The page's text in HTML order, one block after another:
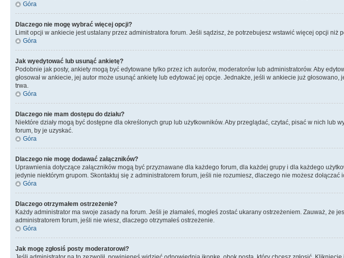
Góra
Dlaczego nie mogę wybrać więcej opcji?
Limit opcji w ankiecie jest ustalany przez administratora forum. Jeśli sądzisz, że potrzebujesz wstawić więcej opcji niż
Góra
Jak wyedytować lub usunąć ankietę?
Podobnie jak posty, ankiety mogą być edytowane tylko przez ich autorów, moderatorów lub administratorów. Aby
głosował w ankiecie, jej autor może usunąć ankietę lub edytować jej opcje. Jednakże, jeśli w ankiecie już
trwa.
Góra
Dlaczego nie mam dostępu do działu?
Niektóre działy mogą być dostępne dla określonych grup lub użytkowników. Aby przeglądać, czytać, pisać w nich
forum, by je uzyskać.
Góra
Dlaczego nie mogę dodawać załączników?
Uprawnienia dotyczące załączników mogą być przyznawane dla każdego forum, dla każdej grupy i dla każdego
jedynie niektórym grupom. Skontaktuj się z administratorem forum, jeśli nie rozumiesz, dlaczego nie możesz dołączać
Góra
Dlaczego otrzymałem ostrzeżenie?
Każdy administrator ma swoje zasady na forum. Jeśli je złamałeś, mogłeś zostać ukarany ostrzeżeniem. Zauważ,
administratorem forum, jeśli nie wiesz, dlaczego otrzymałeś ostrzeżenie.
Góra
Jak mogę zgłosiś posty moderatorowi?